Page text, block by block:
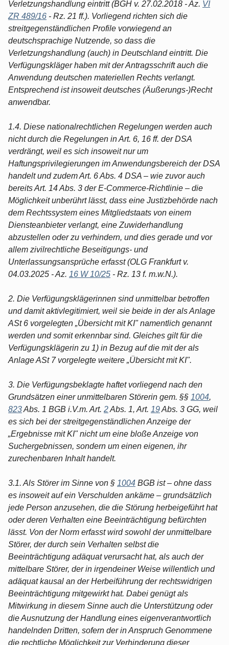
Verletzungshandlung eintritt (BGH v. 27.02.2018 - Az. VI
ZR 489/16 - Rz. 21 ff.). Vorliegend richten sich die
streitgegenständlichen Profile vorwiegend an
deutschsprachige Nutzende, so dass die
Verletzungshandlung (auch) in Deutschland eintritt. Die
Verfügungskläger haben mit der Antragsschrift auch die
Anwendung deutschen materiellen Rechts verlangt.
Entsprechend ist insoweit deutsches (Äußerungs-)Recht
anwendbar.
1.4. Diese nationalrechtlichen Regelungen werden auch
nicht durch die Regelungen in Art. 6, 16 ff. der DSA
verdrängt, weil es sich insoweit nur um
Haftungsprivilegierungen im Anwendungsbereich der DSA
handelt und zudem Art. 6 Abs. 4 DSA – wie zuvor auch
bereits Art. 14 Abs. 3 der E-Commerce-Richtlinie – die
Möglichkeit unberührt lässt, dass eine Justizbehörde nach
dem Rechtssystem eines Mitgliedstaats von einem
Diensteanbieter verlangt, eine Zuwiderhandlung
abzustellen oder zu verhindern, und dies gerade und vor
allem zivilrechtliche Beseitigungs- und
Unterlassungsansprüche erfasst (OLG Frankfurt v.
04.03.2025 - Az. 16 W 10/25 - Rz. 13 f. m.w.N.).
2. Die Verfügungsklägerinnen sind unmittelbar betroffen
und damit aktivlegitimiert, weil sie beide in der als Anlage
ASt 6 vorgelegten „Übersicht mit KI" namentlich genannt
werden und somit erkennbar sind. Gleiches gilt für die
Verfügungsklägerin zu 1) in Bezug auf die mit der als
Anlage ASt 7 vorgelegte weitere „Übersicht mit KI".
3. Die Verfügungsbeklagte haftet vorliegend nach den
Grundsätzen einer unmittelbaren Störerin gem. §§ 1004,
823Abs. 1 BGB i.V.m. Art. 2Abs. 1, Art. 19Abs. 3 GG, weil
es sich bei der streitgegenständlichen Anzeige der
„Ergebnisse mit KI" nicht um eine bloße Anzeige von
Suchergebnissen, sondern um einen eigenen, ihr
zurechenbaren Inhalt handelt.
3.1. Als Störer im Sinne von § 1004 BGB ist – ohne dass
es insoweit auf ein Verschulden ankäme – grundsätzlich
jede Person anzusehen, die die Störung herbeigeführt hat
oder deren Verhalten eine Beeinträchtigung befürchten
lässt. Von der Norm erfasst wird sowohl der unmittelbare
Störer, der durch sein Verhalten selbst die
Beeinträchtigung adäquat verursacht hat, als auch der
mittelbare Störer, der in irgendeiner Weise willentlich und
adäquat kausal an der Herbeiführung der rechtswidrigen
Beeinträchtigung mitgewirkt hat. Dabei genügt als
Mitwirkung in diesem Sinne auch die Unterstützung oder
die Ausnutzung der Handlung eines eigenverantwortlich
handelnden Dritten, sofern der in Anspruch Genommene
die rechtliche Möglichkeit zur Verhinderung dieser